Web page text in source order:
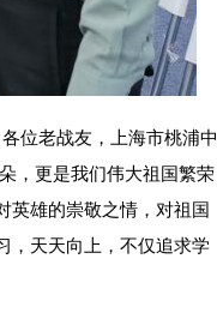
位老战友，上海市桃浦中
，更是我们伟大祖国繁荣
英雄的崇敬之情，对祖国
，天天向上，不仅追求学